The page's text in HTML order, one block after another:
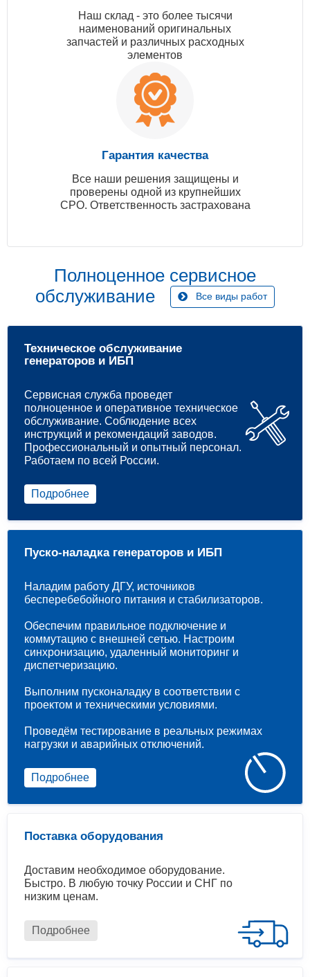
Наш склад - это более тысячи
наименований оригинальных
запчастей и различных расходных
элементов
Гарантия качества
Все наши решения защищены и
проверены одной из крупнейших
СРО. Ответственность застрахована
Полноценное сервисное
обслуживание
Все виды работ
Техническое обслуживание
генераторов и ИБП
Сервисная служба проведет
полноценное и оперативное техническое
обслуживание. Соблюдение всех
инструкций и рекомендаций заводов.
Профессиональный и опытный персонал.
Работаем по всей России.
Подробнее
Поставка оборудования
Доставим необходимое оборудование.
Быстро. В любую точку России и СНГ по
низким ценам.
Подробнее
Пуско-наладка генераторов и ИБП
Наладим работу ДГУ, источников
бесперебебойного питания и стабилизаторов.
Обеспечим правильное подключение и
коммутацию с внешней сетью. Настроим
синхронизацию, удаленный мониторинг и
диспетчеризацию.
Выполним пусконаладку в соответствии с
проектом и техническими условиями.
Проведём тестирование в реальных режимах
нагрузки и аварийных отключений.
Подробнее